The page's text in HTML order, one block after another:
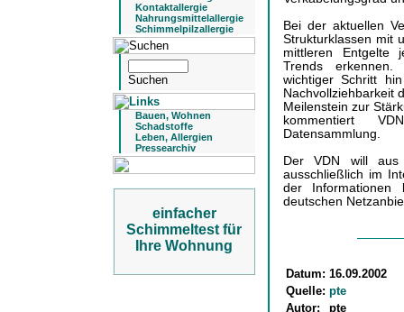
Kontaktallergie
Nahrungsmittelallergie
Schimmelpilzallergie
Bauen, Wohnen
Schadstoffe
Leben, Allergien
Pressearchiv
einfacher
Schimmeltest für
Ihre Wohnung
Bei der aktuellen
Strukturklassen mit
mittleren Entgelte
Trends
wichtiger Schritt
Nachvollziehbarkeit
Meilenstein zur
kommentiert
Datensammlung.
Der VDN will aus
ausschließlich im
der
deutschen
Datum: 16.09.2002
Quelle: pte
Autor:
pte